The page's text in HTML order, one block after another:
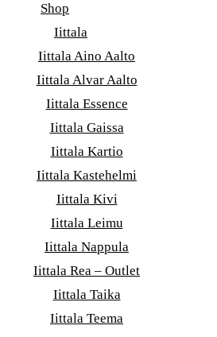
Shop
Iittala
Iittala Aino Aalto
Iittala Alvar Aalto
Iittala Essence
Iittala Gaissa
Iittala Kartio
Iittala Kastehelmi
Iittala Kivi
Iittala Leimu
Iittala Nappula
Iittala Rea – Outlet
Iittala Taika
Iittala Teema